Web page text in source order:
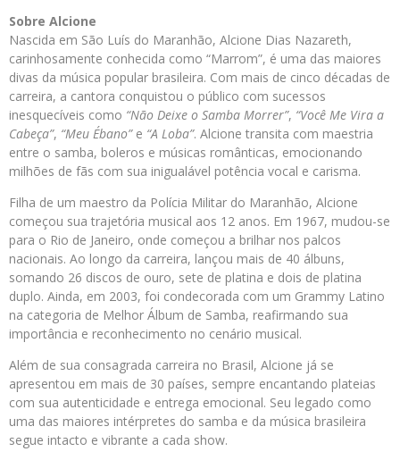
Sobre Alcione
Nascida em São Luís do Maranhão, Alcione Dias Nazareth,
carinhosamente conhecida como “Marrom”, é uma das maiores
divas da música popular brasileira. Com mais de cinco décadas de
carreira, a cantora conquistou o público com sucessos
inesquecíveis como “Não Deixe o Samba Morrer”, “Você Me Vira a
Cabeça”, “Meu Ébano”e “A Loba”. Alcione transita com maestria
entre o samba, boleros e músicas românticas, emocionando
milhões de fãs com sua inigualável potência vocal e carisma.
Filha de um maestro da Polícia Militar do Maranhão, Alcione
começou sua trajetória musical aos 12 anos. Em 1967, mudou-se
para o Rio de Janeiro, onde começou a brilhar nos palcos
nacionais. Ao longo da carreira, lançou mais de 40 álbuns,
somando 26 discos de ouro, sete de platina e dois de platina
duplo. Ainda, em 2003, foi condecorada com um Grammy Latino
na categoria de Melhor Álbum de Samba, reafirmando sua
importância e reconhecimento no cenário musical.
Além de sua consagrada carreira no Brasil, Alcione já se
apresentou em mais de 30 países, sempre encantando plateias
com sua autenticidade e entrega emocional. Seu legado como
uma das maiores intérpretes do samba e da música brasileira
segue intacto e vibrante a cada show.